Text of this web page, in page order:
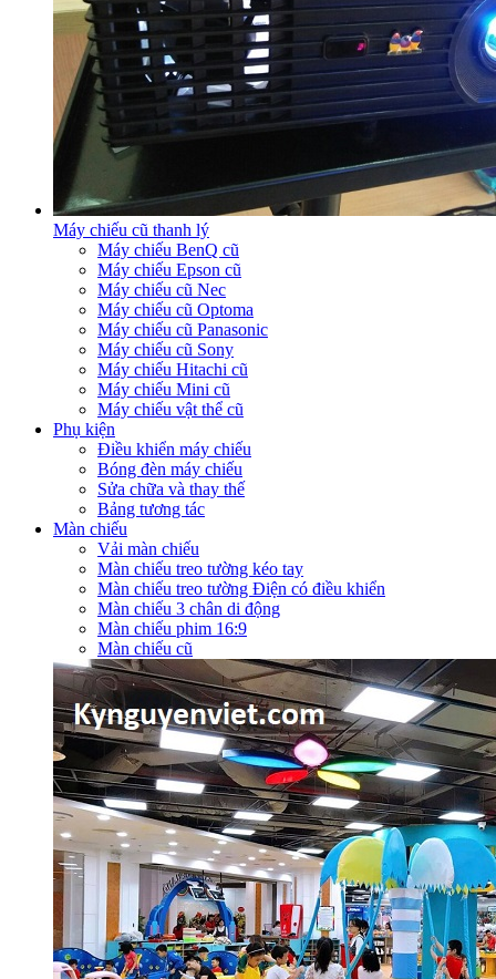
Máy chiếu cũ thanh lý
Máy chiếu BenQ cũ
Máy chiếu Epson cũ
Máy chiếu cũ Nec
Máy chiếu cũ Optoma
Máy chiếu cũ Panasonic
Máy chiếu cũ Sony
Máy chiếu Hitachi cũ
Máy chiếu Mini cũ
Máy chiếu vật thể cũ
Phụ kiện
Điều khiển máy chiếu
Bóng đèn máy chiếu
Sửa chữa và thay thế
Bảng tương tác
Màn chiếu
Vải màn chiếu
Màn chiếu treo tường kéo tay
Màn chiếu treo tường Điện có điều khiển
Màn chiếu 3 chân di động
Màn chiếu phim 16:9
Màn chiếu cũ